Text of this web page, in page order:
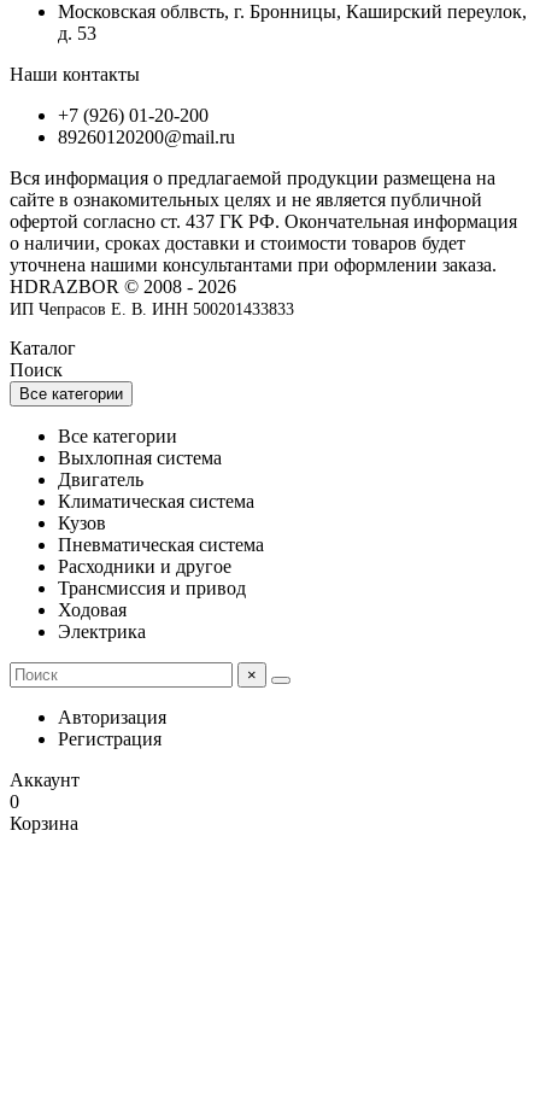
Московская облвсть, г. Бронницы, Каширский переулок,
д. 53
Наши контакты
+7 (926) 01-20-200
89260120200@mail.ru
Вся информация о предлагаемой продукции размещена на
сайте в ознакомительных целях и не является публичной
офертой согласно ст. 437 ГК РФ. Окончательная информация
о наличии, сроках доставки и стоимости товаров будет
уточнена нашими консультантами при оформлении заказа.
HDRAZBOR © 2008 - 2026
ИП Чепрасов Е. В. ИНН 500201433833
Каталог
Поиск
Все категории
Все категории
Выхлопная система
Двигатель
Климатическая система
Кузов
Пневматическая система
Расходники и другое
Трансмиссия и привод
Ходовая
Электрика
×
Авторизация
Регистрация
Аккаунт
0
Корзина